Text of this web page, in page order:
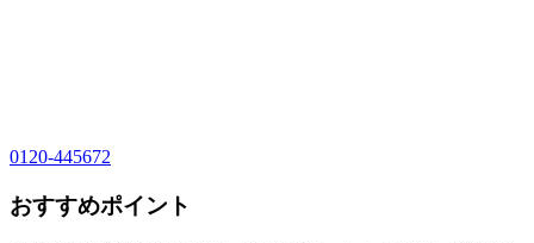
0120-445672
おすすめポイント